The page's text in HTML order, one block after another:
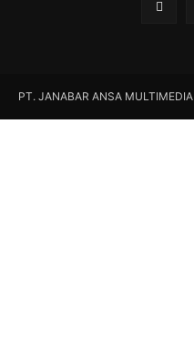
PT. JANABAR ANSA MULTIMEDIA